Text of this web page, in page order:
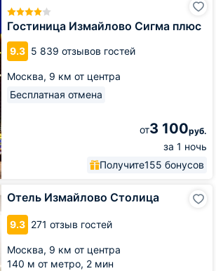
Гостиница Измайлово Сигма плюс
9.3 5 839 отзывов гостей
Москва, 9 км от центра
Бесплатная отмена
от3 100руб.
за 1 ночь
Получите155 бонусов
Отель Измайлово Столица
9.3 271 отзыв гостей
Москва, 9 км от центра
140 м от метро, 2 мин